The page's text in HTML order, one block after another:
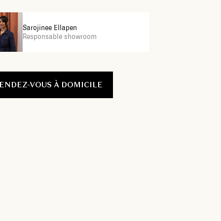
Sarojinee Ellapen
Responsable showroom
VOUS À DOMICILE